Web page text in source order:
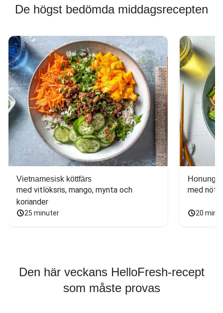
De högst bedömda middagsrecepten
Vietnamesisk köttfärs
med vitlöksris, mango, mynta och
koriander
25 minuter
med
20
Den här veckans HelloFresh-recept
som måste provas